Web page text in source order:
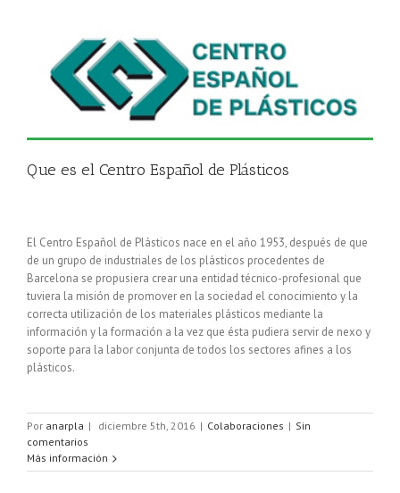
Que es el Centro Español de Plásticos
El Centro Español de Plásticos nace en el año 1953, después de que
de un grupo de industriales de los plásticos procedentes de
Barcelona se propusiera crear una entidad técnico-profesional que
tuviera la misión de promover en la sociedad el conocimiento y la
correcta utilización de los materiales plásticos mediante la
información y la formación a la vez que ésta pudiera servir de nexo y
soporte para la labor conjunta de todos los sectores afines a los
plásticos.
Por anarpla | diciembre 5th, 2016 | Colaboraciones | Sin
comentarios
Más información